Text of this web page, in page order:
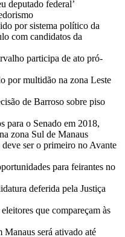
deputado federal’
por sistema político da
com candidatos da
participa de ato pró-
por multidão na zona Leste
de Barroso sobre piso
para o Senado em 2018,
zona Sul de Manaus
ser o primeiro no Avante
para feirantes no
deferida pela Justiça
que compareçam às
será ativado até